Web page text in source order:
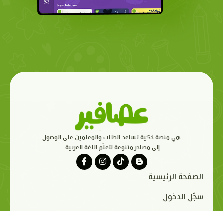
هي منصة ذكية تساعد الطلاب والمعلمين على الوصول
إلى مصادر متنوعة لتعلّم اللغة العربية.
الصفحة الرئيسية
سجّل الدخول